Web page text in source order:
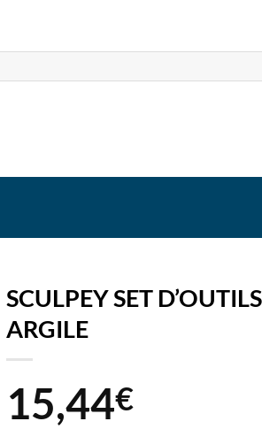
SCULPEY SET
ARGILE
15,44€